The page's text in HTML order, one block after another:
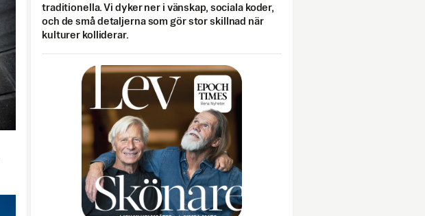
traditionella. Vi dyker ner i vänskap, sociala koder,
och de små detaljerna som gör stor skillnad när
kulturer kolliderar.